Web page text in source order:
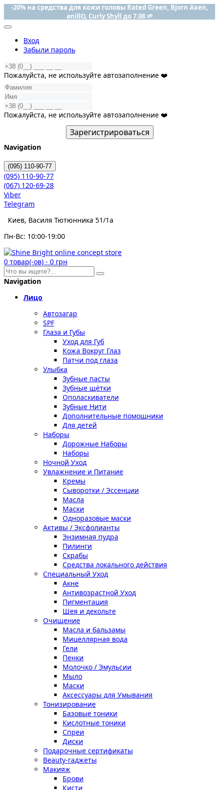
-20% на средства для кожи головы Rated Green, Bjorn Axen,
anillO, Curly Shyll до 7.08 🌱
Вход
Забыли пароль
Пожалуйста, не используйте автозаполнение ❤️
Пожалуйста, не используйте автозаполнение ❤️
Зарегистрироваться
Navigation
(095) 110-90-77
(095) 110-90-77
(067) 120-69-28
Viber
Telegram
Киев, Василя Тютюнника 51/1а
Пн-Вс: 10:00-19:00
0 товар(-ов) - 0 грн
Navigation
Лицо
Автозагар
SPF
Глаза и Губы
Уход для Губ
Кожа Вокруг Глаз
Патчи под глаза
Улыбка
Зубные пасты
Зубные щётки
Ополаскиватели
Зубные Нити
Дополнительные помощники
Для детей
Наборы
Дорожные Наборы
Наборы
Ночной Уход
Увлажнение и Питание
Кремы
Сыворотки / Эссенции
Масла
Маски
Одноразовые маски
Активы / Эксфолианты
Энзимная пудра
Пилинги
Скрабы
Средства локального действия
Специальный Уход
Акне
Антивозрастной Уход
Пигментация
Шея и декольте
Очищение
Масла и бальзамы
Мицеллярная вода
Гели
Пенки
Молочко / Эмульсии
Мыло
Маски
Аксессуары для Умывания
Тонизирование
Базовые тоники
Кислотные тоники
Спреи
Диски
Подарочные сертификаты
Beauty-гаджеты
Макияж
Брови
Кисти